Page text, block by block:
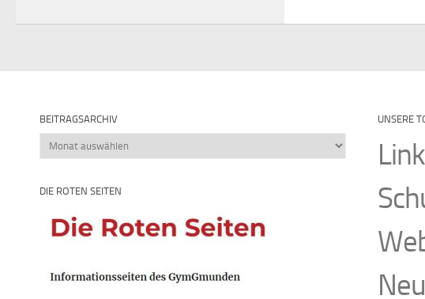
BEITRAGSARCHIV
Beitragsarchiv
DIE ROTEN SEITEN
UNSERE